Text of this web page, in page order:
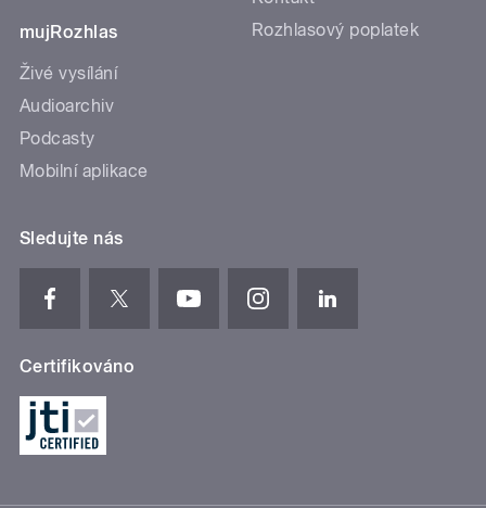
mujRozhlas
Živé vysílání
Audioarchiv
Podcasty
Mobilní aplikace
Rozhlasový poplatek
Sledujte nás
Certifikováno